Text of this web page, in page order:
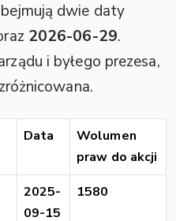
dwie daty
2026-06-29.
i byłego prezesa,
Data
Wolumen
praw do akcji
2025-
09-15
1580